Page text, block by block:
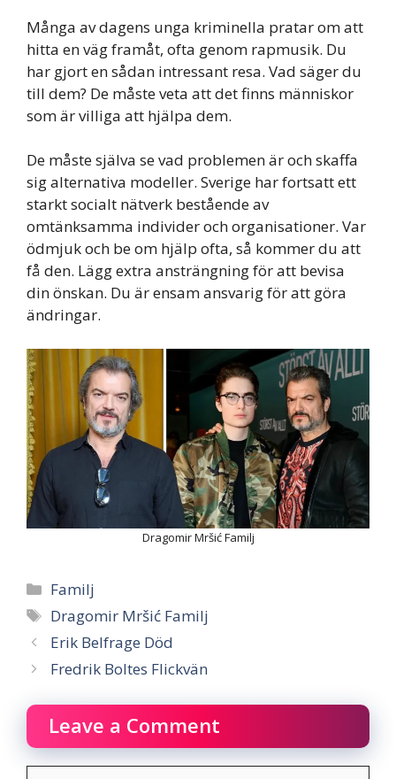
Många av dagens unga kriminella pratar om att
hitta en väg framåt, ofta genom rapmusik. Du
har gjort en sådan intressant resa. Vad säger du
till dem? De måste veta att det finns människor
som är villiga att hjälpa dem.
De måste själva se vad problemen är och skaffa
sig alternativa modeller. Sverige har fortsatt ett
starkt socialt nätverk bestående av
omtänksamma individer och organisationer. Var
ödmjuk och be om hjälp ofta, så kommer du att
få den. Lägg extra ansträngning för att bevisa
din önskan. Du är ensam ansvarig för att göra
ändringar.
Dragomir Mršić Familj
Categories
Familj
Tags
Dragomir Mršić Familj
Erik Belfrage Död
Fredrik Boltes Flickvän
Leave a Comment